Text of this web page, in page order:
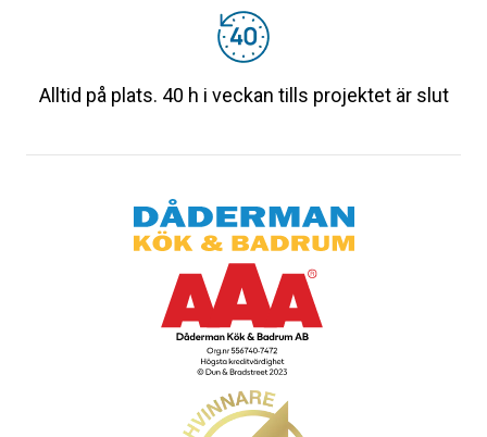
Alltid på plats. 40 h i veckan tills projektet är slut